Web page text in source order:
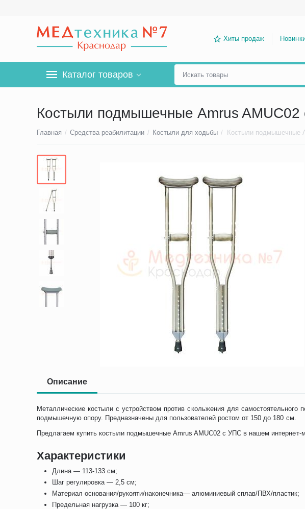
Хиты продаж
Каталог товаров
Костыли подмышечные Amrus
Главная / Средства реабилитации / Костыли для ходьбы / Костыли подмышечные
Описание
Металлические костыли с устройством против скольжения для
подмышечную опору. Предназначены для пользователей ростом от 150 до 180 см.
Предлагаем купить костыли подмышечные Amrus AMUC02 с УПС в нашем
Характеристики
Длина — 113-133 см;
Шаг регулировка — 2,5 см;
Материал основания/рукояти/наконечника— алюминиевый сплав/ПВХ/пластик;
Предельная нагрузка — 100 кг;